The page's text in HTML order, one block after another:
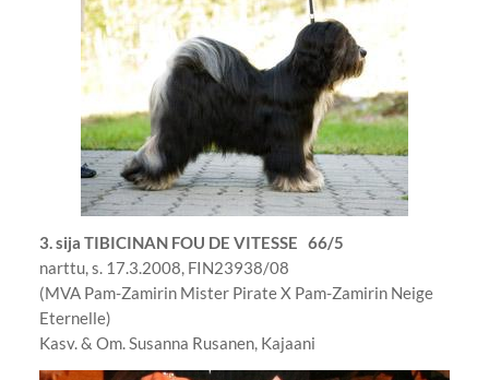
3. sija TIBICINAN FOU DE VITESSE 66/5
narttu, s. 17.3.2008, FIN23938/08
(MVA Pam-Zamirin Mister Pirate X Pam-Zamirin Neige
Eternelle)
Kasv. & Om. Susanna Rusanen, Kajaani